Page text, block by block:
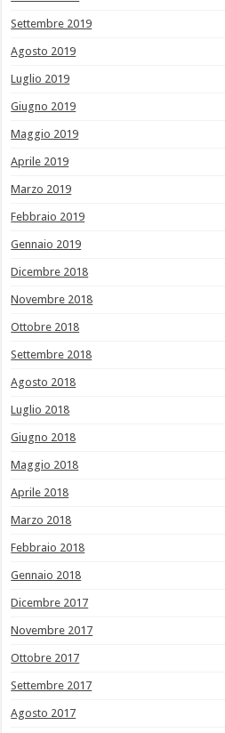
Settembre 2019
Agosto 2019
Luglio 2019
Giugno 2019
Maggio 2019
Aprile 2019
Marzo 2019
Febbraio 2019
Gennaio 2019
Dicembre 2018
Novembre 2018
Ottobre 2018
Settembre 2018
Agosto 2018
Luglio 2018
Giugno 2018
Maggio 2018
Aprile 2018
Marzo 2018
Febbraio 2018
Gennaio 2018
Dicembre 2017
Novembre 2017
Ottobre 2017
Settembre 2017
Agosto 2017